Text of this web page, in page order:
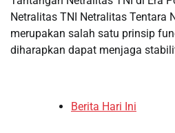
Netralitas TNI Netralitas Tentara
merupakan salah satu prinsip
diharapkan dapat menjaga
Berita Hari Ini